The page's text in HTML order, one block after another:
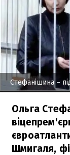
Стефанішина –
Ольга
Шмигаля,